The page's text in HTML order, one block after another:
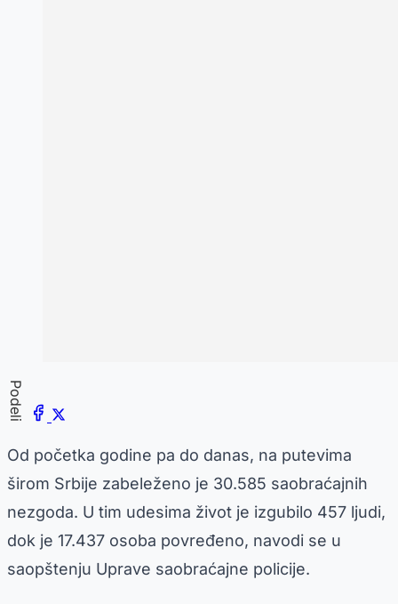
Podeli
Od početka godine pa do danas, na putevima
širom Srbije zabeleženo je 30.585 saobraćajnih
nezgoda. U tim udesima život je izgubilo 457 ljudi,
dok je 17.437 osoba povređeno, navodi se u
saopštenju Uprave saobraćajne policije.